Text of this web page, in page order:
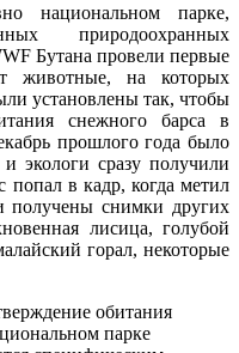
национальном парке,
природоохранных
Бутана провели первые
животные, на которых
установлены так, чтобы
снежного барса в
прошлого года было
экологи сразу получили
попал в кадр, когда метил
получены снимки других
лисица, голубой
горал, некоторые
обитания
парке